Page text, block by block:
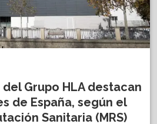
Grupo HLA destacan
de España, según el
Sanitaria (MRS)